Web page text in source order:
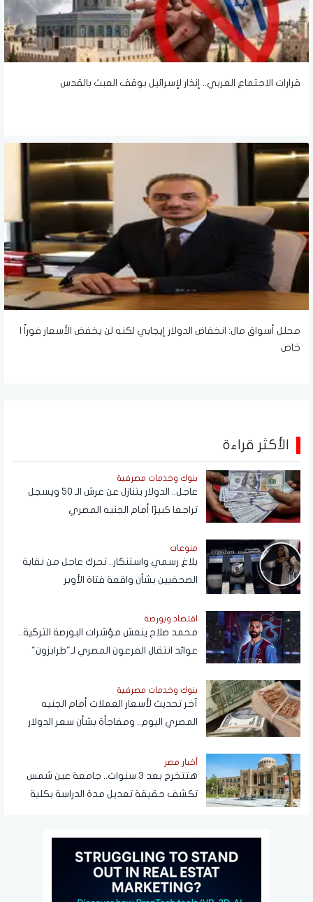
قرارات الاجتماع العربي.. إنذار لإسرائيل بوقف العبث بالقدس
محلل أسواق مال: انخفاض الدولار إيجابي لكنه لن يخفض الأسعار فوراً |
خاص
الأكثر قراءة
بنوك وخدمات مصرفية
عاجل.. الدولار يتنازل عن عرش الـ 50 ويسجل
تراجعا كبيرًا أمام الجنيه المصري
منوعات
بلاغ رسمي واستنكار.. تحرك عاجل من نقابة
الصحفيين بشأن واقعة فتاة الأوبر
اقتصاد وبورصة
محمد صلاح ينعش مؤشرات البورصة التركية..
عوائد انتقال الفرعون المصري لـ"طرابزون"
بنوك وخدمات مصرفية
آخر تحديث لأسعار العملات أمام الجنيه
المصري اليوم.. ومفاجأة بشأن سعر الدولار
أخبار مصر
هتتخرج بعد 3 سنوات.. جامعة عين شمس
تكشف حقيقة تعديل مدة الدراسة بكلية